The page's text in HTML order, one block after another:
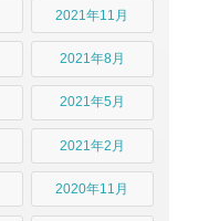
2021年11月
2021年8月
2021年5月
2021年2月
2020年11月